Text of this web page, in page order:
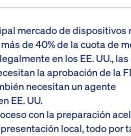
mercado de dispositivos
de 40% de la cuota de
en los EE. UU.,
la aprobación de la
necesitan un agente
EE. UU.
con la preparación
local, todo por